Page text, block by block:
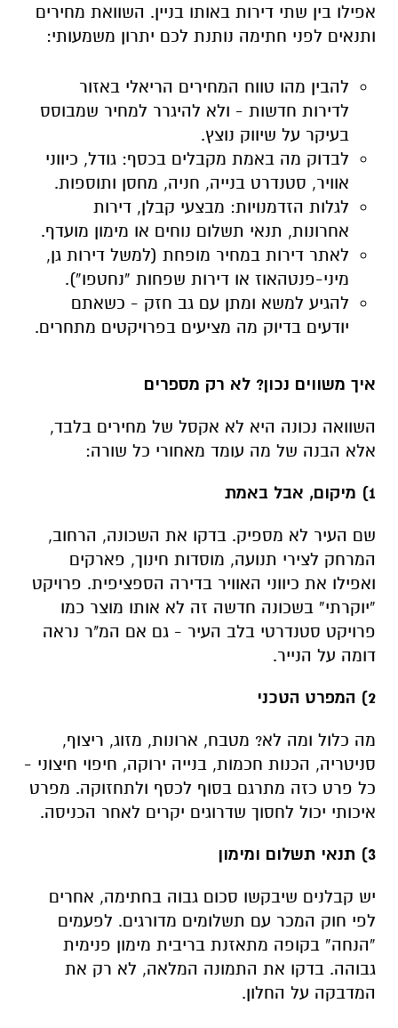
אפילו בין שתי דירות באותו בניין. השוואת מחירים
ותנאים לפני חתימה נותנת לכם יתרון משמעותי:
להבין מהו טווח המחירים הריאלי באזור
לדירות חדשות - ולא להיגרר למחיר שמבוסס
בעיקר על שיווק נוצץ.
לבדוק מה באמת מקבלים בכסף: גודל, כיווני
אוויר, סטנדרט בנייה, חניה, מחסן ותוספות.
לגלות הזדמנויות: מבצעי קבלן, דירות
אחרונות, תנאי תשלום נוחים או מימון מועדף.
לאתר דירות במחיר מופחת (למשל דירות גן,
מיני-פנטהאוז או דירות שפחות “נחטפו”).
להגיע למשא ומתן עם גב חזק - כשאתם
יודעים בדיוק מה מציעים בפרויקטים מתחרים.
איך משווים נכון? לא רק מספרים
השוואה נכונה היא לא אקסל של מחירים בלבד,
אלא הבנה של מה עומד מאחורי כל שורה:
1) מיקום, אבל באמת
שם העיר לא מספיק. בדקו את השכונה, הרחוב,
המרחק לצירי תנועה, מוסדות חינוך, פארקים
ואפילו את כיווני האוויר בדירה הספציפית. פרויקט
“יוקרתי” בשכונה חדשה זה לא אותו מוצר כמו
פרויקט סטנדרטי בלב העיר - גם אם המ"ר נראה
דומה על הנייר.
2) המפרט הטכני
מה כלול ומה לא? מטבח, ארונות, מזוג, ריצוף,
סניטריה, הכנות חכמות, בנייה ירוקה, חיפוי חיצוני -
כל פרט כזה מתרגם בסוף לכסף ולתחזוקה. מפרט
איכותי יכול לחסוך שדרוגים יקרים לאחר הכניסה.
3) תנאי תשלום ומימון
יש קבלנים שיבקשו סכום גבוה בחתימה, אחרים
לפי חוק המכר עם תשלומים מדורגים. לפעמים
“הנחה” בקופה מתאזנת בריבית מימון פנימית
גבוהה. בדקו את התמונה המלאה, לא רק את
המדבקה על החלון.